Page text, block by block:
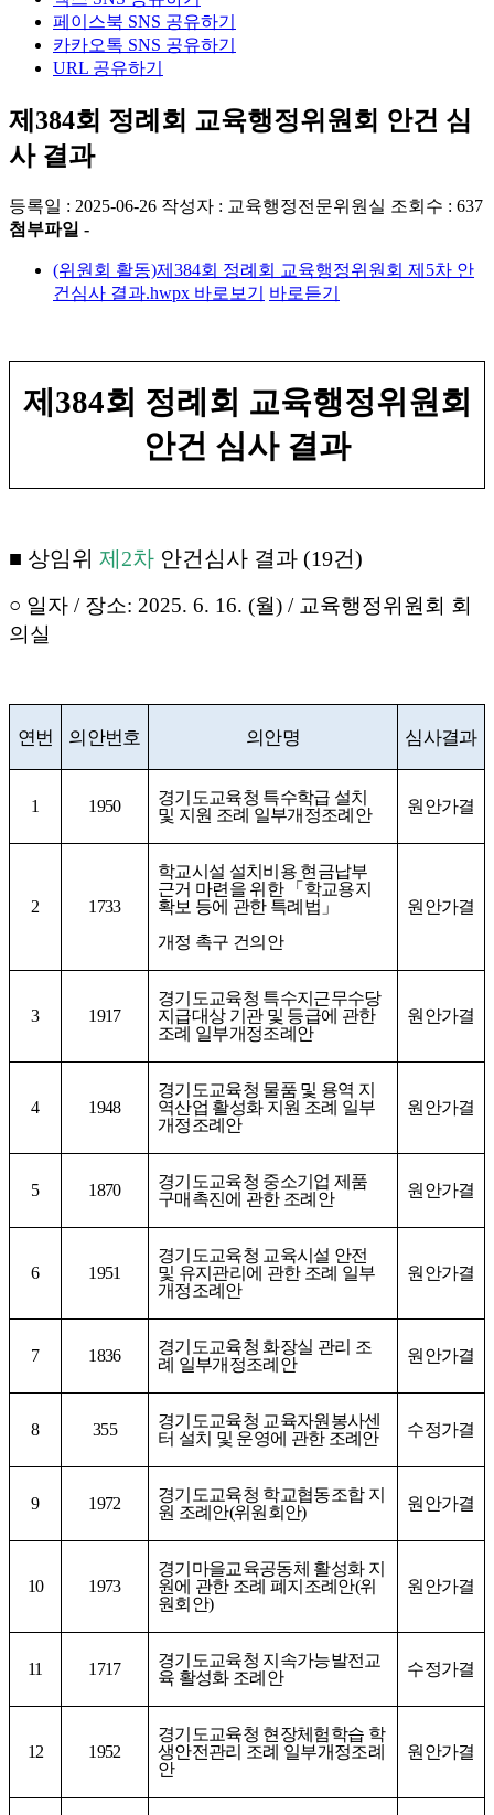
페이스북 SNS 공유하기
카카오톡 SNS 공유하기
URL 공유하기
제384회 정례회 교육행정위원회 안건 심
사 결과
등록일 : 2025-06-26 작성자 : 교육행정전문위원실 조회수 : 637
첨부파일 -
(위원회 활동)제384회 정례회 교육행정위원회 제5차 안
건심사 결과.hwpx 바로보기 바로듣기
제 384회 정례회 교육행정위원회
안건 심사 결과
■ 상임위 제 2차 안건심사 결과 (19건)
○ 일자 / 장소: 2025. 6. 16. (월) / 교육행정위원회 회
의실
연번 의안번호 의안명 심사결과
1 1950
경기도교육청 특수학급 설치
및 지원 조례 일부개정조례안
원안가결
2 1733
학교시설 설치비용 현금납부
근거 마련을 위한
「 학교용지
확보 등에 관한 특례법 」
개정 촉구 건의안
원안가결
3 1917
경기도교육청 특수지근무수당
지급대상 기관 및 등급에 관한
조례 일부개정조례안
원안가결
4 1948
경기도교육청 물품 및 용역 지
역산업 활성화 지원 조례 일부
개정조례안
원안가결
5 1870
경기도교육청 중소기업 제품
구매촉진에 관한 조례안
원안가결
6 1951
경기도교육청 교육시설 안전
및 유지관리에 관한 조례 일부
개정조례안
원안가결
7 1836
경기도교육청 화장실 관리 조
례 일부개정조례안
원안가결
8 355
경기도교육청 교육자원봉사센
터 설치 및 운영에 관한 조례안
수정가결
9 1972
경기도교육청 학교협동조합 지
원 조례안(위원회안) 원안가결
10 1973
경기마을교육공동체 활성화 지
원에 관한 조례 폐지조례안(위
원회안)
원안가결
11 1717
경기도교육청 지속가능발전교
육 활성화 조례안
수정가결
12 1952
경기도교육청 현장체험학습 학
생안전관리 조례 일부개정조례
안
원안가결